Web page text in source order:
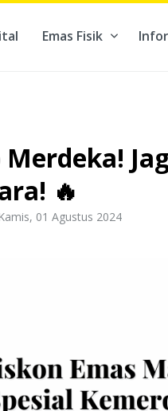
Emas Fisik
🔥
Kamis, 01 Agustus 2024